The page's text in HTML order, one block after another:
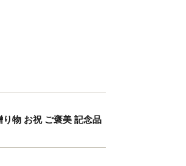
物 お祝 ご褒美 記念品